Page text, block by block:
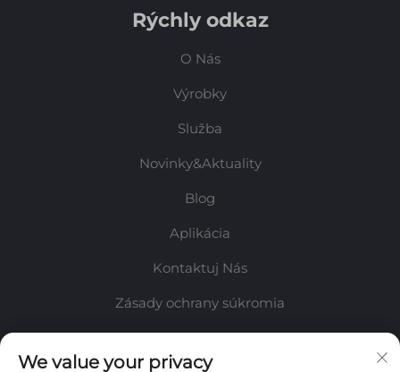
Rýchly odkaz
O Nás
Výrobky
Služba
Novinky&Aktuality
Blog
Aplikácia
Kontaktuj Nás
Zásady ochrany súkromia
Informácie
We value your privacy